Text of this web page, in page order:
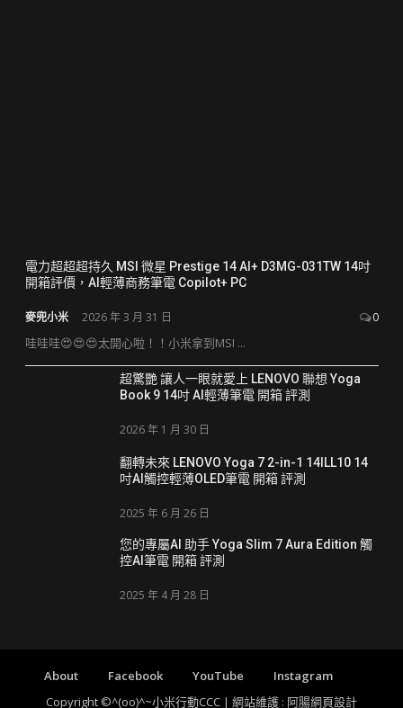
電力超超超持久 MSI 微星 Prestige 14 AI+ D3MG-031TW 14吋
開箱評價，AI輕薄商務筆電 Copilot+ PC
麥兜小米 2026 年 3 月 31 日 0
哇哇哇😍😍😍太開心啦！！小米拿到MSI ...
超驚艷 讓人一眼就愛上 LENOVO 聯想 Yoga
Book 9 14吋 AI輕薄筆電 開箱 評測
2026 年 1 月 30 日
翻轉未來 LENOVO Yoga 7 2-in-1 14ILL10 14
吋AI觸控輕薄OLED筆電 開箱 評測
2025 年 6 月 26 日
您的專屬AI 助手 Yoga Slim 7 Aura Edition 觸
控AI筆電 開箱 評測
2025 年 4 月 28 日
About Facebook YouTube
Instagram
Copyright ©^(oo)^~小米行動CCC | 網站維護 : 阿腸網頁設計